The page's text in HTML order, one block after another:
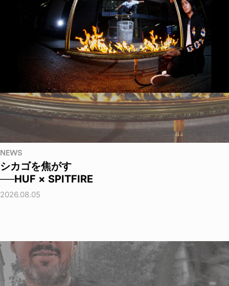
NEWS
シカゴを焦がす
──HUF × SPITFIRE
2026.08.05